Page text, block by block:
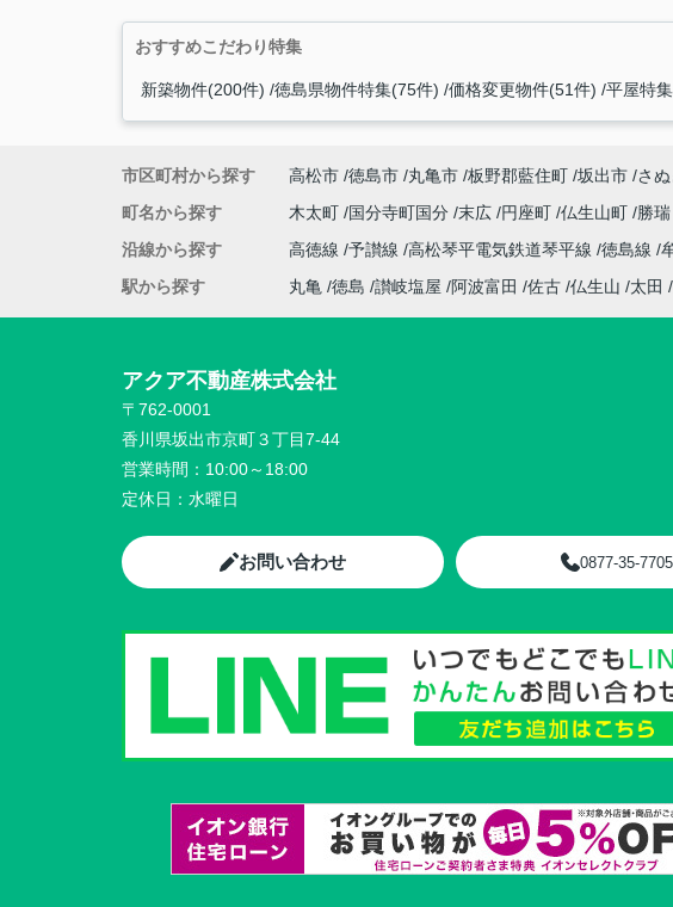
おすすめこだわり特集
新築物件(200件) 徳島県物件特集(75件) 価格変更物件(51件) 平屋特
市区町村から探す 高松市 徳島市 丸亀市 板野郡藍住町 坂出市 さ
町名から探す
木太町 国分寺町国分 末広 円座町 仏生山町 勝瑞
沿線から探す
高徳線 予讃線 高松琴平電気鉄道琴平線 徳島線
駅から探す
丸亀 徳島 讃岐塩屋 阿波富田 佐古 仏生山 太田
アクア不動産株式会社
〒762-0001
香川県坂出市京町３丁目7-44
営業時間： 10:00～18:00
定休日： 水曜日
お問い合わせ 0877-35-7705